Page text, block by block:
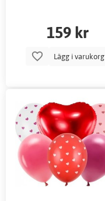
159 kr
Lägg i varukorg